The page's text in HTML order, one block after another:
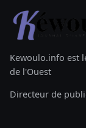
Kewoulo.info est
de l'Ouest
Directeur de